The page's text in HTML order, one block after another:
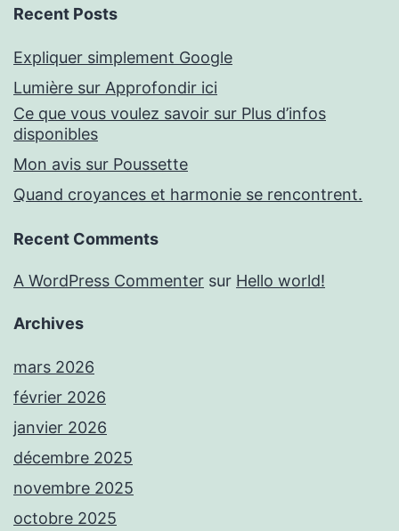
Recent Posts
Expliquer simplement Google
Lumière sur Approfondir ici
Ce que vous voulez savoir sur Plus d’infos
disponibles
Mon avis sur Poussette
Quand croyances et harmonie se rencontrent.
Recent Comments
A WordPress Commenter sur Hello world!
Archives
mars 2026
février 2026
janvier 2026
décembre 2025
novembre 2025
octobre 2025